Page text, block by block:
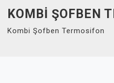
content
KOMBI ŞOFBEN
Kombi Şofben Termosifon